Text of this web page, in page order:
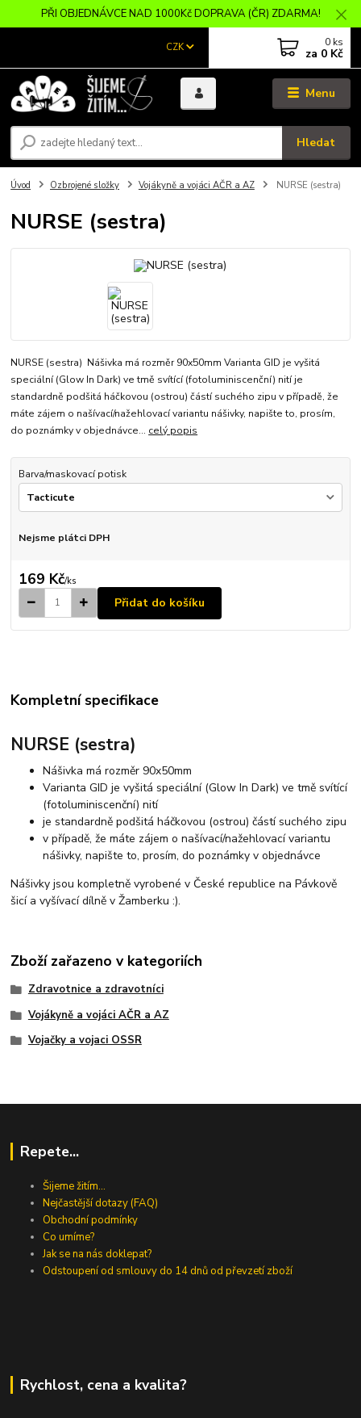
PŘI OBJEDNÁVCE NAD 1000Kč DOPRAVA (ČR) ZDARMA!
Menu
CZK
Hledat
0 ks
za 0 Kč
Úvod Ozbrojené složky Vojákyně a vojáci AČR a AZ NURSE (sestra)
NURSE (sestra)
NURSE (sestra) Nášivka má rozměr 90x50mm Varianta GID je vyšitá
speciální (Glow In Dark) ve tmě svítící (fotoluminiscenční) nití je
standardně podšitá háčkovou (ostrou) částí suchého zipu v případě, že
máte zájem o našívací/nažehlovací variantu nášivky, napište to, prosím,
do poznámky v objednávce... celý popis
Barva/maskovací potisk
Nejsme plátci DPH
169 Kč/ks
Přidat do košíku
Kompletní specifikace
NURSE (sestra)
Nášivka má rozměr 90x50mm
Varianta GID je vyšitá speciální (Glow In Dark) ve tmě svítící
(fotoluminiscenční) nití
je standardně podšitá háčkovou (ostrou) částí suchého zipu
v případě, že máte zájem o našívací/nažehlovací variantu
nášivky, napište to, prosím, do poznámky v objednávce
Nášivky jsou kompletně vyrobené v České republice na Pávkově
šicí a vyšívací dílně v Žamberku :).
Zboží zařazeno v kategoriích
Zdravotnice a zdravotníci
Vojákyně a vojáci AČR a AZ
Vojačky a vojaci OSSR
Repete...
Šijeme žitím...
Nejčastější dotazy (FAQ)
Obchodní podmínky
Co umíme?
Jak se na nás doklepat?
Odstoupení od smlouvy do 14 dnů od převzetí zboží
Rychlost, cena a kvalita?